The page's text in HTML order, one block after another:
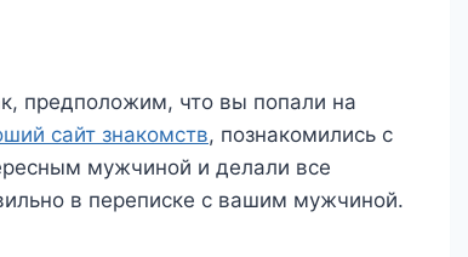
предположим, что вы попали на
сайт знакомств, познакомились с
мужчиной и делали все
в переписке с вашим мужчиной.